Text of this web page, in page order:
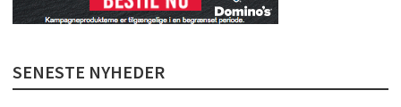
SENESTE NYHEDER